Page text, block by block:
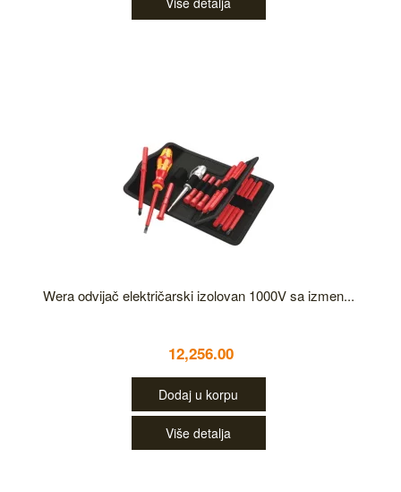
Wera odvijač električarski izolovan 1000V sa izmen...
12,256.00
Dodaj u korpu
Više detalja